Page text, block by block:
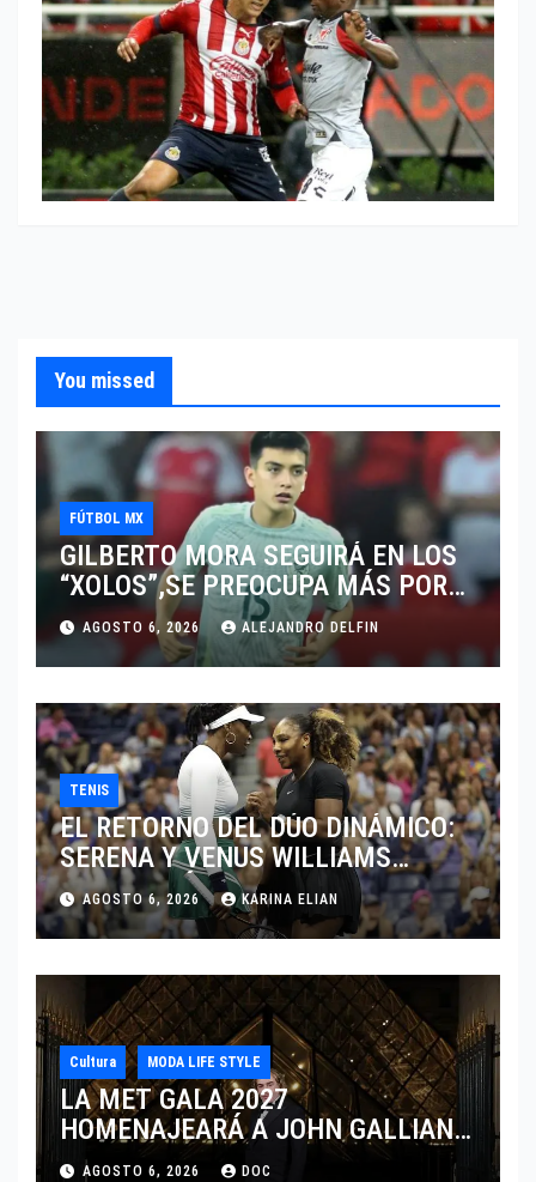
You missed
FÚTBOL MX
GILBERTO MORA SEGUIRÁ EN LOS
“XOLOS”,SE PREOCUPA MÁS POR
JUGAR EN SU EQUIPO.
AGOSTO 6, 2026 ALEJANDRO DELFIN
TENIS
EL RETORNO DEL DÚO DINÁMICO:
SERENA Y VENUS WILLIAMS
DISPUTARÁN LOS DOBLES EN
CINCINNATI 2026
AGOSTO 6, 2026 KARINA ELIAN
Cultura MODA LIFE STYLE
LA MET GALA 2027
HOMENAJEARÁ A JOHN GALLIANO
MARCANDO EL REGRESO DEL REY
AGOSTO 6, 2026 DOC